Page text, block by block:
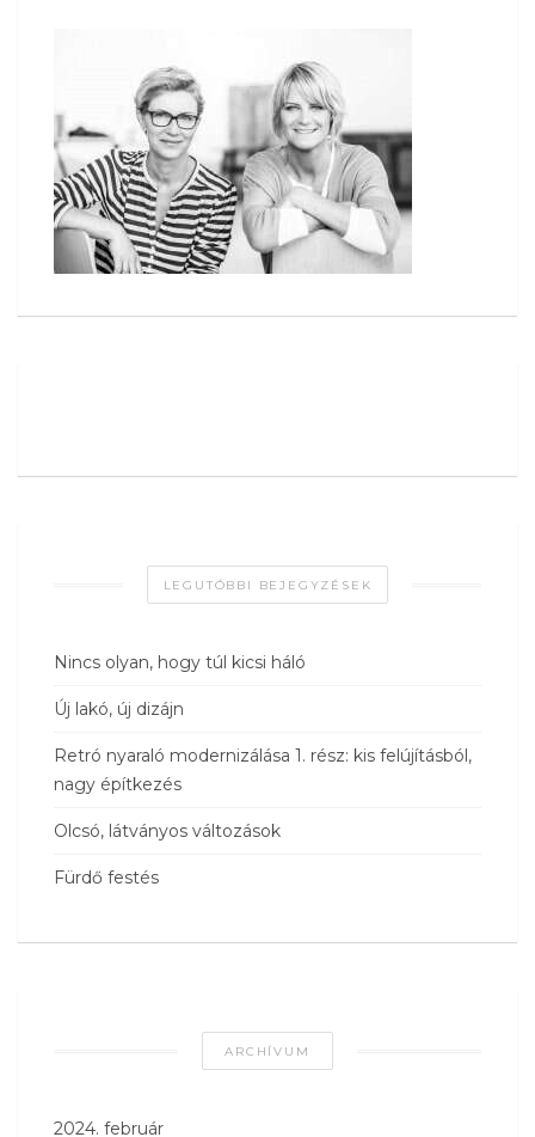
LEGUTÓBBI BEJEGYZÉSEK
Nincs olyan, hogy túl kicsi háló
Új lakó, új dizájn
Retró nyaraló modernizálása 1. rész: kis felújításból,
nagy építkezés
Olcsó, látványos változások
Fürdő festés
ARCHÍVUM
2024. február